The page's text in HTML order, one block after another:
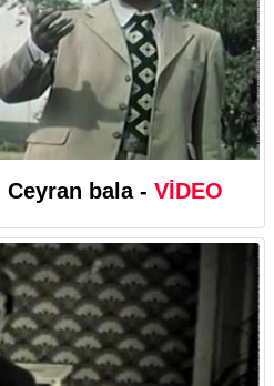
Ceyran bala - VİDEO